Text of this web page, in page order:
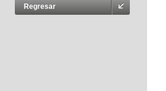
Regresar